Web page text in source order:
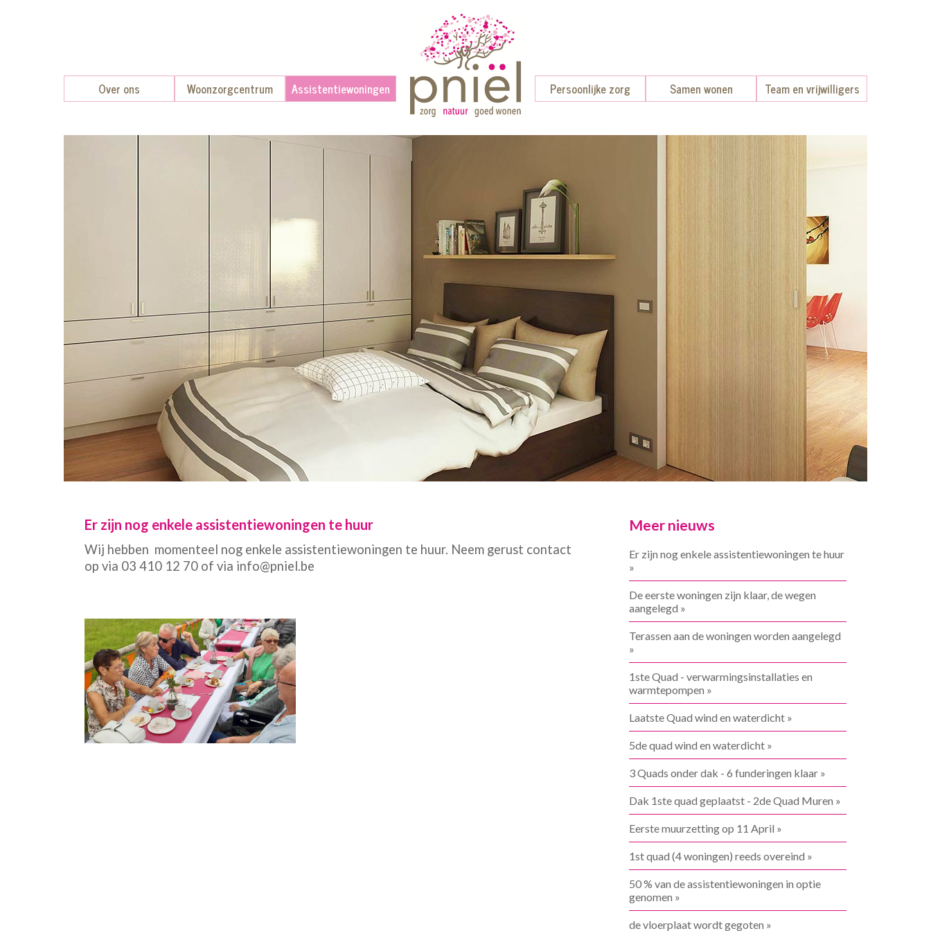
Over ons Woonzorgcentrum Assistentiewoningen Persoonlijke zorg Samen wonen Team en vrijwilligers
Er zijn nog enkele assistentiewoningen te huur
Wij hebben momenteel nog enkele assistentiewoningen te huur. Neem gerust contact
op via 03 410 12 70 of via info@pniel.be
Meer nieuws
Er zijn nog enkele assistentiewoningen te huur
»
De eerste woningen zijn klaar, de wegen
aangelegd »
Terassen aan de woningen worden aangelegd
»
1ste Quad - verwarmingsinstallaties en
warmtepompen »
Laatste Quad wind en waterdicht »
5de quad wind en waterdicht »
3 Quads onder dak - 6 funderingen klaar »
Dak 1ste quad geplaatst - 2de Quad Muren »
Eerste muurzetting op 11 April »
1st quad (4 woningen) reeds overeind »
50 % van de assistentiewoningen in optie
genomen »
de vloerplaat wordt gegoten »